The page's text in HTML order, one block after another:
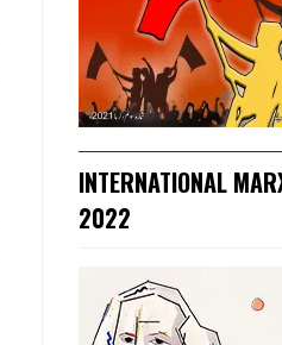
INTERNATIONAL
2022